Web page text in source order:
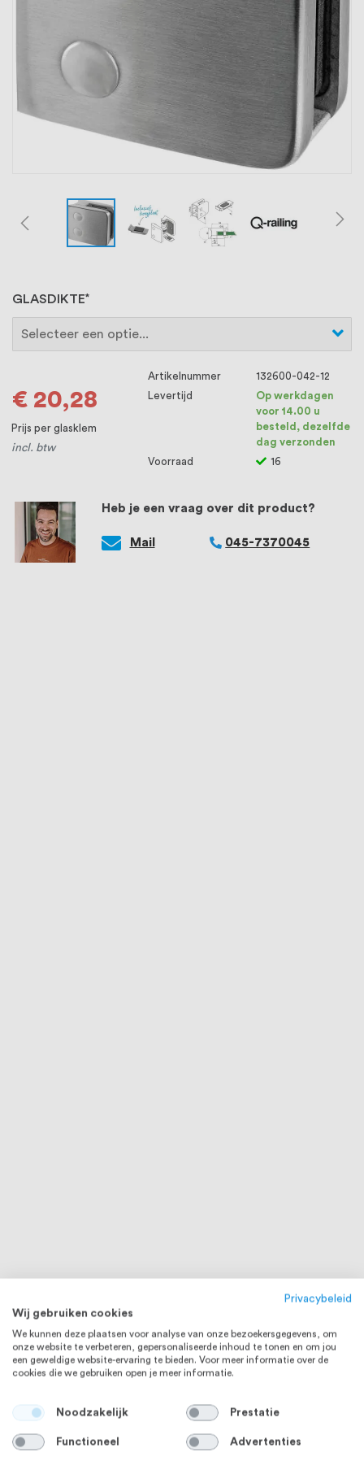
ons voorop, want we geloven dat een
goede relatie met onze klanten het
verschil maakt.
Heb je een vraag over dit product?
Mail 045-7370045
GLASDIKTE
€ 20,28
Prijs per glasklem
incl. btw
Artikelnummer
132600-042-12
Levertijd
Op werkdagen
voor 14.00 u
besteld, dezelfde
dag verzonden
Voorraad
16
Privacybeleid
Wij gebruiken cookies
We kunnen deze plaatsen voor analyse van onze bezoekersgegevens, om
onze website te verbeteren, gepersonaliseerde inhoud te tonen en om jou
een geweldige website-ervaring te bieden. Voor meer informatie over de
cookies die we gebruiken open je meer informatie.
Noodzakelijk Prestatie
Functioneel Advertenties